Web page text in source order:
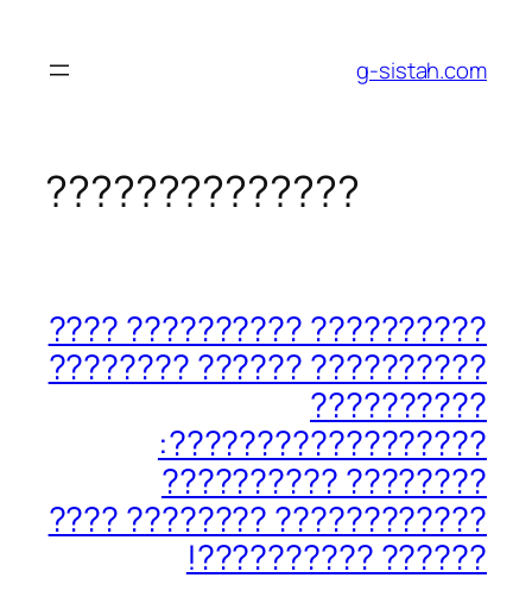
??????????????
g-sistah.com
??????????????
?????????? ?????????? ????
?????????? ?????? ????????
??????????
??????????????????:
???????? ??????????
???????????? ???????? ????
?????? ??????????!